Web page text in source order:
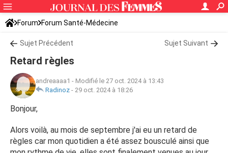
Forum Forum Santé-Médecine
Symptômes et maladies courantes
Sujet Précédent Sujet Suivant
Retard règles
andreaaaa1 - Modifié le 27 oct. 2024 à 13:43
Radinoz - 29 oct. 2024 à 18:26
Bonjour,
Alors voilà, au mois de septembre j'ai eu un retard de
règles car mon quotidien a été assez bousculé ainsi que